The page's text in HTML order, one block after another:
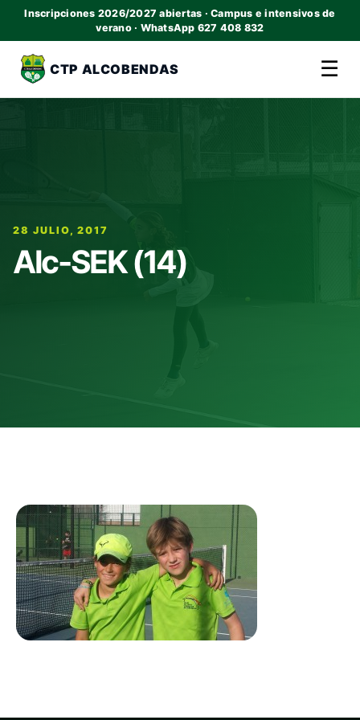
Inscripciones 2026/2027 abiertas · Campus e intensivos de
verano · WhatsApp 627 408 832
CTP ALCOBENDAS ☰
28 JULIO, 2017
Alc-SEK (14)